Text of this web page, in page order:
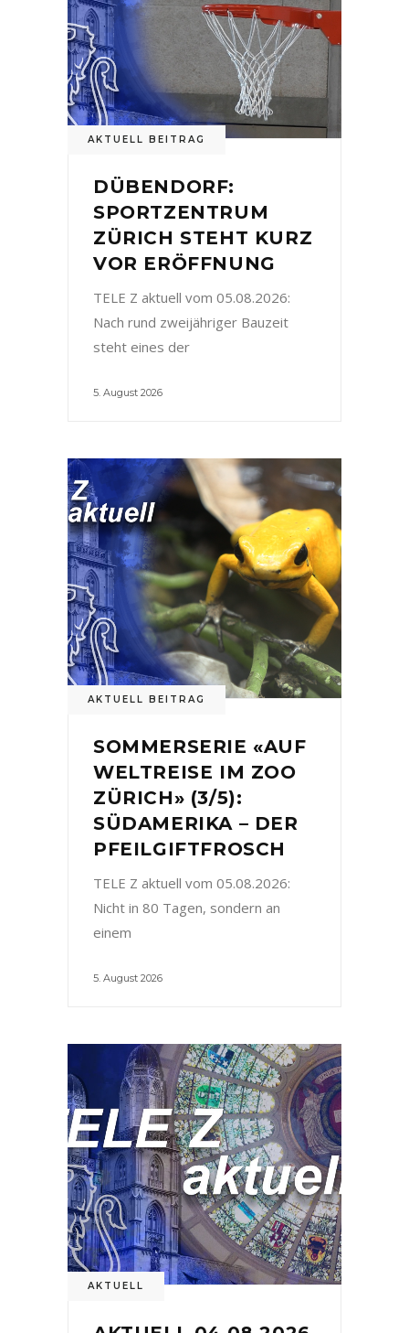
AKTUELL BEITRAG
DÜBENDORF:
SPORTZENTRUM
ZÜRICH STEHT KURZ
VOR ERÖFFNUNG
TELE Z aktuell vom 05.08.2026:
Nach rund zweijähriger Bauzeit
steht eines der
5. August 2026
AKTUELL BEITRAG
SOMMERSERIE «AUF
WELTREISE IM ZOO
ZÜRICH» (3/5):
SÜDAMERIKA – DER
PFEILGIFTFROSCH
TELE Z aktuell vom 05.08.2026:
Nicht in 80 Tagen, sondern an
einem
5. August 2026
AKTUELL